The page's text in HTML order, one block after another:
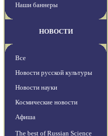
Наши баннеры
НОВОСТИ
Все
Новости русской культуры
Новости науки
Космические новости
Афиша
The best of Russian Science